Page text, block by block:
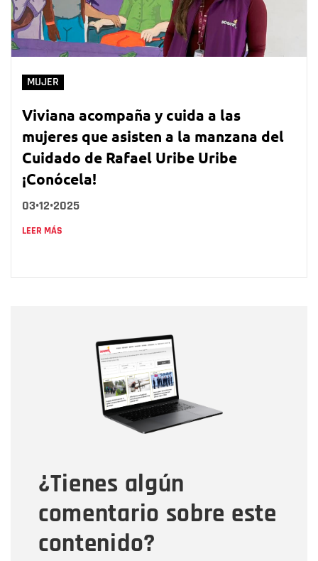
MUJER
Viviana acompaña y cuida a las
mujeres que asisten a la manzana del
Cuidado de Rafael Uribe Uribe
¡Conócela!
03•12•2025
LEER MÁS
¿Tienes algún
comentario sobre este
contenido?
Correo electrónico
Tipo de comentario
Mensaje